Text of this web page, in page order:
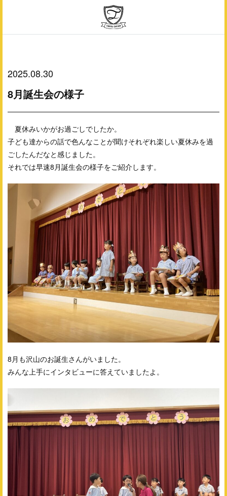
2025.08.30
8月誕生会の様子
夏休みいかがお過ごしでしたか。
子ども達からの話で色んなことが聞けそれぞれ楽しい夏休みを過
ごしたんだなと感じました。
それでは早速8月誕生会の様子をご紹介します。
8月も沢山のお誕生さんがいました。
みんな上手にインタビューに答えていましたよ。